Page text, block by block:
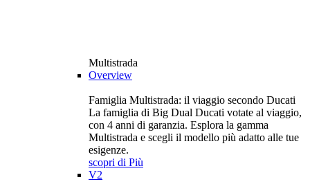
Multistrada
Overview
Famiglia Multistrada: il viaggio secondo Ducati
La famiglia di Big Dual Ducati votate al viaggio,
con 4 anni di garanzia. Esplora la gamma
Multistrada e scegli il modello più adatto alle tue
esigenze.
scopri di Più
V2